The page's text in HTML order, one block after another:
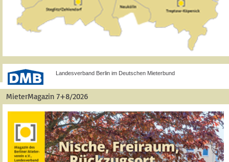
Landesverband Berlin im Deutschen Mieterbund
MieterMagazin 7+8/2026